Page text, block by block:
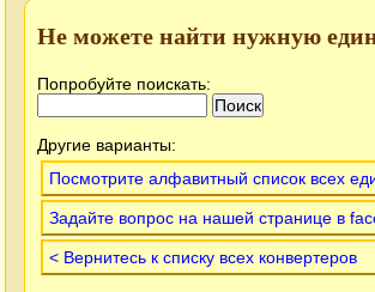
Не можете найти нужную
Попробуйте поискать:
Другие варианты:
Посмотрите алфавитный список всех
Задайте вопрос на нашей странице в
< Вернитесь к списку всех конвертеров